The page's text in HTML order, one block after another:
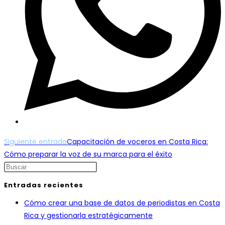
Leer
más
artículos
Siguiente entradaCapacitación de voceros en Costa Rica:
Cómo preparar la voz de su marca para el éxito
Pulsa
cerrar
el
Entradas recientes
Cómo crear una base de datos de periodistas en Costa
Rica y gestionarla estratégicamente